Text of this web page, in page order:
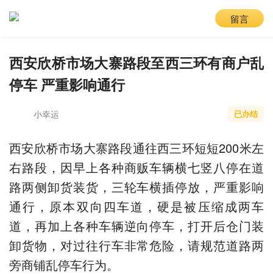
留言
西安欣桥市场大寨路段至西三环有商户乱
停车 严重影响通行
小幸运 已办结
西安欣桥市场大寨路段通往西三环短短200米左
右路段，因早上各种商贩车辆横七竖八停在道
路两侧卸货装货，三轮车横插停放，严重影响
通行，原本双向四车道，硬是被压缩成两车
道，再加上各种车辆逆向停车，打开后仓门装
卸货物，对过往行车非常危险，请规范道路两
旁商铺乱停车行为。